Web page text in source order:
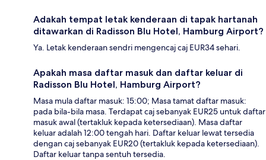
Adakah tempat letak kenderaan di tapak hartanah
ditawarkan di Radisson Blu Hotel, Hamburg Airport?
Ya. Letak kenderaan sendri mengencaj caj EUR34 sehari.
Apakah masa daftar masuk dan daftar keluar di
Radisson Blu Hotel, Hamburg Airport?
Masa mula daftar masuk: 15:00; Masa tamat daftar masuk:
pada bila-bila masa. Terdapat caj sebanyak EUR25 untuk daftar
masuk awal (tertakluk kepada ketersediaan). Masa daftar
keluar adalah 12:00 tengah hari. Daftar keluar lewat tersedia
dengan caj sebanyak EUR20 (tertakluk kepada ketersediaan).
Daftar keluar tanpa sentuh tersedia.